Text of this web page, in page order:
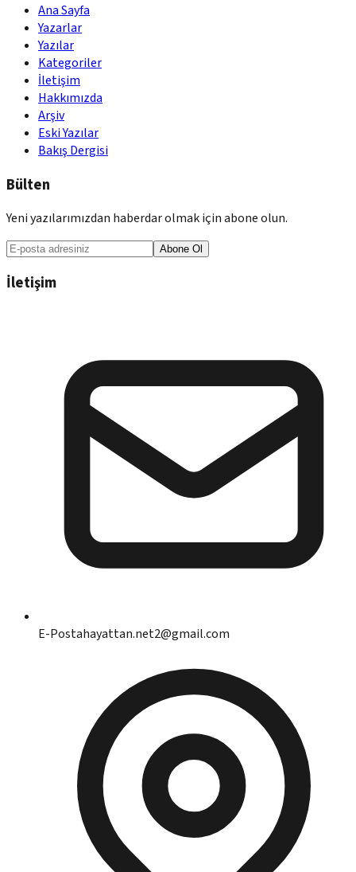
Ana Sayfa
Yazarlar
Yazılar
Kategoriler
İletişim
Hakkımızda
Arşiv
Eski Yazılar
Bakış Dergisi
Bülten
Yeni yazılarımızdan haberdar olmak için abone olun.
Abone Ol
İletişim
E-Postahayattan.net2@gmail.com